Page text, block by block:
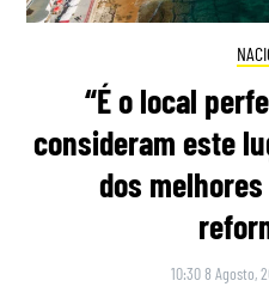
“É o local
consideram este
dos
10:30 8 Agosto,